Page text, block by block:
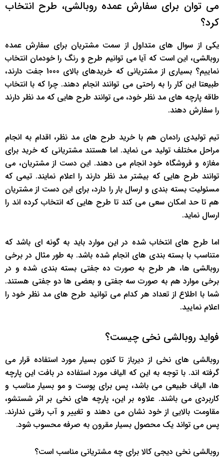
می توان برای سفارش عمده روبالشی، طرح انتخاب
کرد؟
یکی از سوال های متداول از سمت مشتریان برای سفارش عمده
روبالشی، این است که آیا می توانیم طرح و رنگ را خودمان انتخاب
نماییم؟ بسیاری از مشتریانی که خریدهای بالای 1000 جفت دارند،
طبیعتا این کار را به راحتی می توانند انجام دهند. چرا که با انتخاب
طاقه پارچه های مد نظر خود، می توانند طرح هایی که مد نظر دارند
را سفارش دهند.
تیم تولیدی رادمان هم با خرید طرح های مد نظر، اقدام به انجام
مراحل مختلف تولید می نماید. اما هستند مشتریانی که خرید برای
مغازه و فروشگاه خود انجام می دهند. این دست از مشتریان، می
توانند طرح هایی که بیشتر مد نظر دارند را اعلام نمایند. تیمی که
مسئولیت بسته بندی و ارسال بار را دارد، برای این دست از مشتریان
هم تا حد امکان سعی می کند تا طرح هایی که انتخاب کرده اند را
ارسال نماید.
اما طرح های انتخاب شده در این موارد باید به گونه ای باشد که
متناسب با بسته بندی های انجام شده باشد. به طور مثال در برخی
روبالشی ها، هر طرح به صورت ده جفتی بسته بندی شده و در
برخی موارد هم به صورت سه جفتی و بعضی ها دو جفتی هستند.
شما با اطلاع از تعداد هر کدام می توانید طرح های مد نظر خود را
اعلام نمایید.
فواید روبالشی نخی چیست؟
روبالشی های نخی از دیرباز تا کنون بسیار مورد استفاده قرار می
گرفته اند. با توجه به این که الیاف مورد استفاده در بافت این پارچه
ها، الیاف طبیعی می باشد، پس برای پوست و مو بسیار مناسب و
کاربردی می باشند. علاوه بر این، پارچه های نخی بر اثر شستشو،
مقاومت بالایی از خود نشان می دهند و تغییر و آب رفتی ندارند.
پس می تواند یک محصول بسیار مقرون به صرفه محسوب شود.
روبالشی نخی دیجی کالا برای چه مشتریانی مناسب است؟